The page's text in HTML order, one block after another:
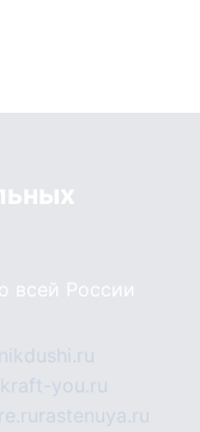
всей России
kraft-you.ru
rastenuya.ru